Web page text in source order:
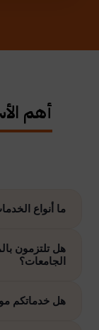
أهم
ما أنواع
نوفر حلولًا
الأكاديمية،
هل تلتزمون
الجامعات؟
نعم، نلتزم
هل خدماتكم